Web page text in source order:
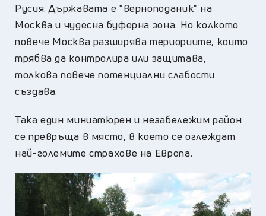
Русия. Държавата е "верноподаник" на
Москва и чудесна буферна зона. Но колкото
повече Москва разширява териориите, които
трябва да контролира или защитава,
толкова повече потенциални слабости
създава.
Така един миниатюрен и незабележим район
се превръща в място, в което се оглеждат
най-големите страхове на Европа.